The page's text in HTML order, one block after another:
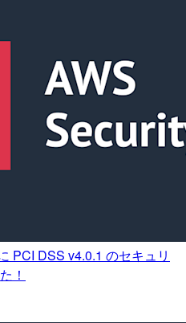
PCI DSS v4.0.1 のセキュリ
！